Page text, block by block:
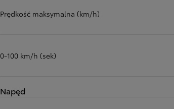
Prędkość maksymalna (km/h)
0-100 km/h (sek)
Napęd